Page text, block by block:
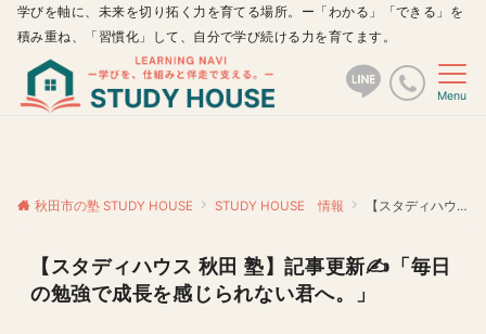
学びを軸に、未来を切り拓く力を育てる場所。ー「わかる」「できる」を
積み重ね、「習慣化」して、自分で学び続ける力を育てます。
Menu
秋田市の塾 STUDY HOUSE STUDY HOUSE 情報 【スタディハウス 秋田 塾】記事更新✍️「毎日の勉強で成長を感じられない君へ。」
【スタディハウス 秋田 塾】記事更新✍️「毎日
の勉強で成長を感じられない君へ。」